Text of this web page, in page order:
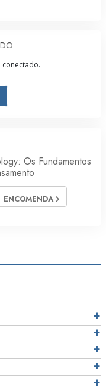
conectado.
Os Fundamentos
ENCOMENDA